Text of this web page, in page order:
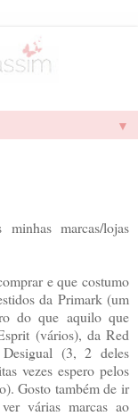
▼
marcas/lojas
e que costumo
da Primark (um
do que aquilo que
(vários), da Red
(3, 2 deles
vezes espero pelos
Gosto também de ir
várias marcas ao